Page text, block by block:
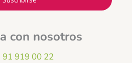
con nosotros
91 919 00 22